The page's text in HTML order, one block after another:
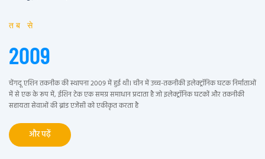
तब से
2009
चेंगदू एशिन तकनीक की स्थापना 2009 में हुई थी। चीन में उच्च-तकनीकी इलेक्ट्रॉनिक घटक निर्माताओं
में से एक के रूप में, ईशिन टेक एक समग्र समाधान प्रदाता है जो इलेक्ट्रॉनिक घटकों और तकनीकी
सहायता सेवाओं की ब्रांड एजेंसी को एकीकृत करता है
और पढ़ें